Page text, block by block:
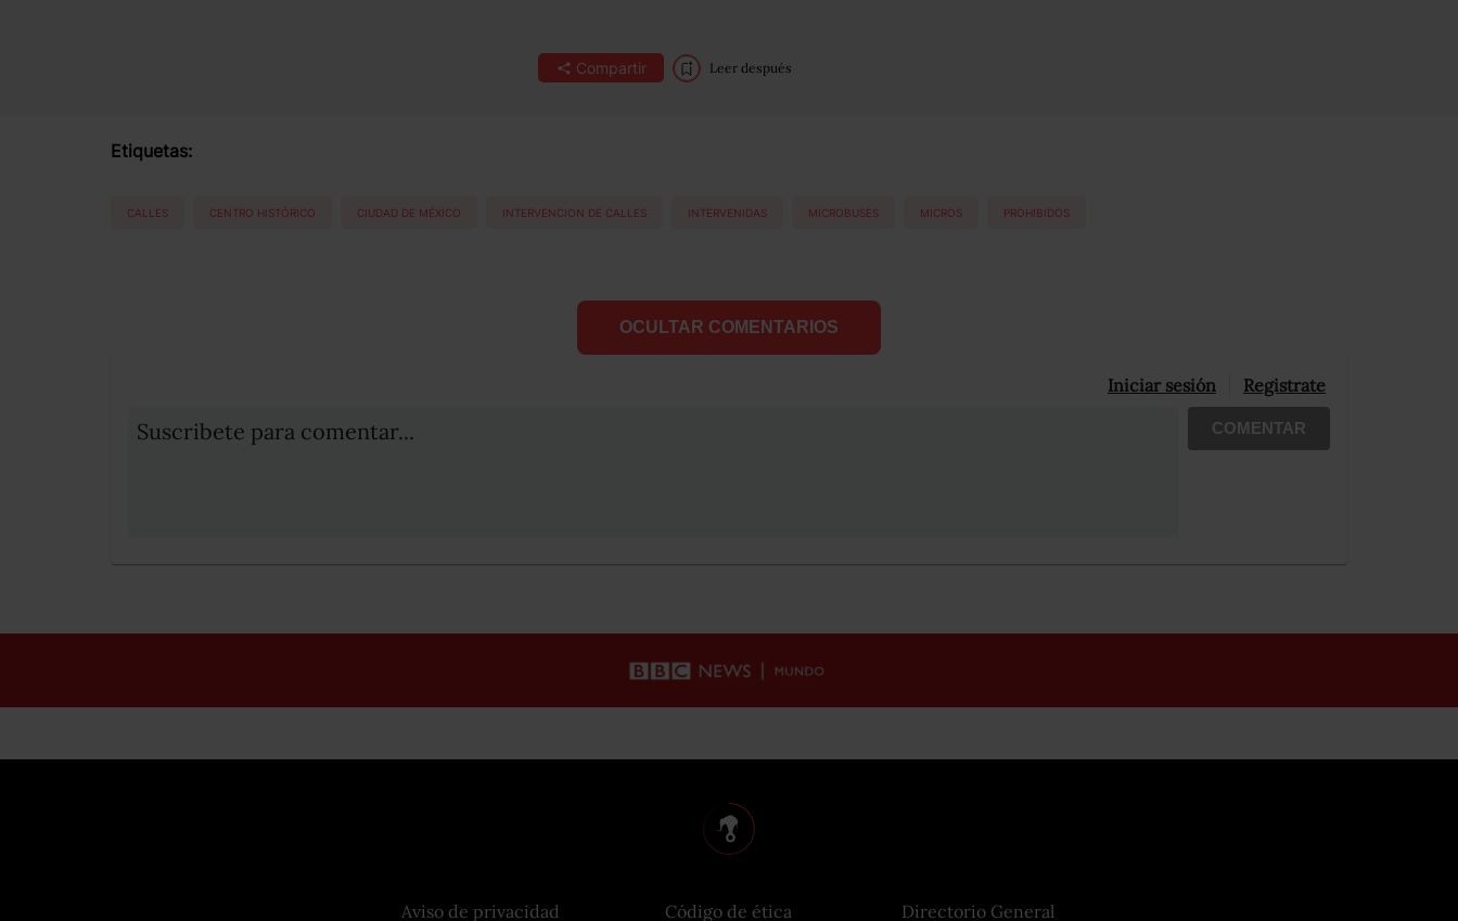
Compartir Leer después
Etiquetas:
CALLES CENTRO HISTÓRICO CIUDAD DE MÉXICO INTERVENCION DE CALLES INTERVENIDAS MICROBUSES MICROS PROHIBIDOS
OCULTAR COMENTARIOS
Iniciar sesión Registrate
Suscribete para comentar... COMENTAR
Aviso de privacidad Código de ética Directorio General